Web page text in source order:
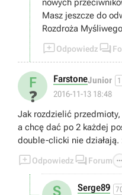
nowych
Masz jeszcze do
Rozdroża
Odpowiedz 
F
❓
FarstoneJunior 1
2016-11-13 18:48
Jak rozdzielić
a chcę dać po 2 każdej
double-clicki nie działają.
Odpowiedz  Forum 
S Serge89